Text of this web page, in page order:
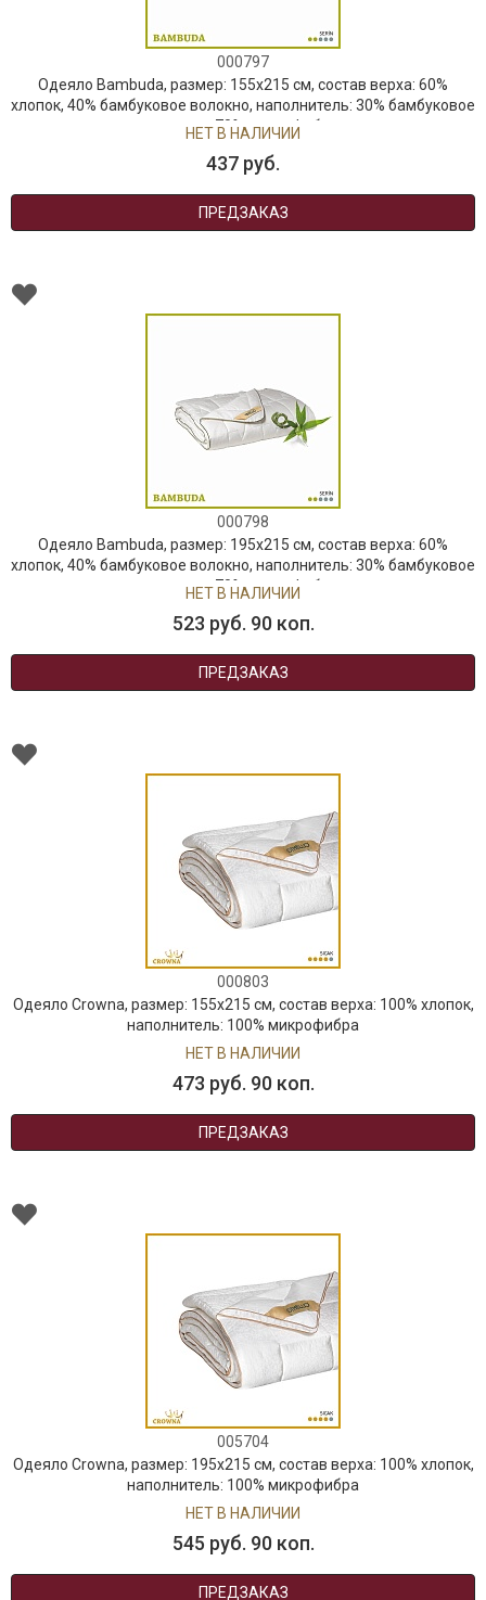
000797
Одеяло Bambuda, размер: 155х215 см, состав верха: 60%
хлопок, 40% бамбуковое волокно, наполнитель: 30% бамбуковое
волокно, 70% микрофибра
НЕТ В НАЛИЧИИ
437 руб.
ПРЕДЗАКАЗ
000798
Одеяло Bambuda, размер: 195х215 см, состав верха: 60%
хлопок, 40% бамбуковое волокно, наполнитель: 30% бамбуковое
волокно, 70% микрофибра
НЕТ В НАЛИЧИИ
523 руб. 90 коп.
ПРЕДЗАКАЗ
000803
Одеяло Crowna, размер: 155х215 см, состав верха: 100% хлопок,
наполнитель: 100% микрофибра
НЕТ В НАЛИЧИИ
473 руб. 90 коп.
ПРЕДЗАКАЗ
005704
Одеяло Crowna, размер: 195х215 см, состав верха: 100% хлопок,
наполнитель: 100% микрофибра
НЕТ В НАЛИЧИИ
545 руб. 90 коп.
ПРЕДЗАКАЗ